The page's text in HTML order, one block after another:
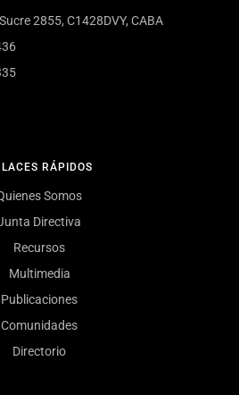
RÁPIDOS
Somos
Directiva
Recursos
Multimedia
Publicaciones
Comunidades
Directorio
2855, C1428DVY, CABA